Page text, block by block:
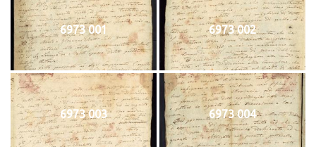
6973 001 6973 002
6973 003 6973 004